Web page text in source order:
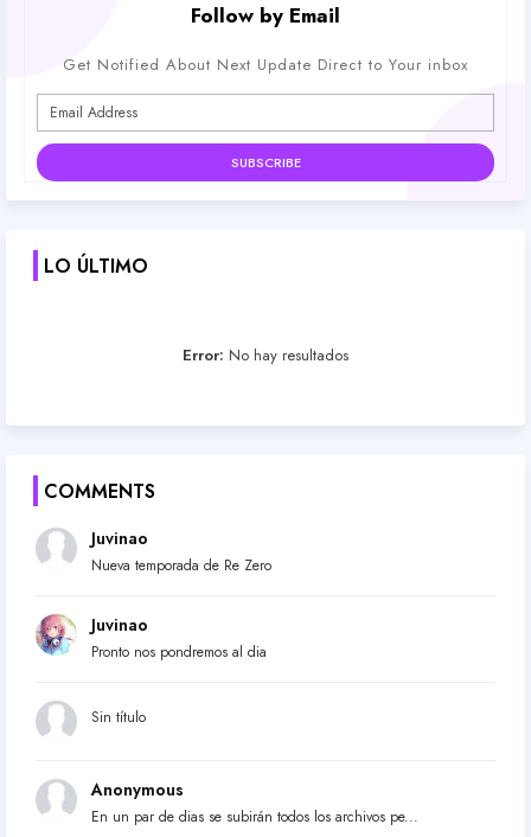
Follow by Email
Get Notified About Next Update Direct to Your inbox
LO ÚLTIMO
Error: No hay resultados
COMMENTS
Juvinao
Nueva temporada de Re Zero
Juvinao
Pronto nos pondremos al dia
Sin título
Anonymous
En un par de dias se subirán todos los archivos pe...